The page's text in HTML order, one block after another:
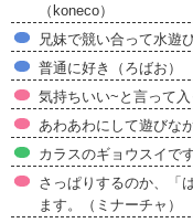
（koneco）
兄妹で競い合って水遊
普通に好き（ろばお）
気持ちいい~と言って入
あわあわにして遊びな
カラスのギョウスイで
さっぱりするのか、「
ます。（ミナーチャ）